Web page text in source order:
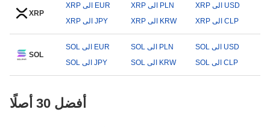
XRP
XRP الى EUR XRP الى PLN
XRP الى USD
XRP الى JPY
XRP الى KRW XRP الى CLP
SOL
SOL الى EUR SOL الى PLN
SOL الى USD
SOL الى JPY
SOL الى KRW SOL الى CLP
أفضل 30 أصلًا